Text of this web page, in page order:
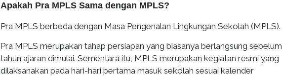
Apakah Pra MPLS Sama dengan MPLS?
Pra MPLS berbeda dengan Masa Pengenalan Lingkungan Sekolah (MPLS).
Pra MPLS merupakan tahap persiapan yang biasanya berlangsung sebelum
tahun ajaran dimulai. Sementara itu, MPLS merupakan kegiatan resmi yang
dilaksanakan pada hari-hari pertama masuk sekolah sesuai kalender